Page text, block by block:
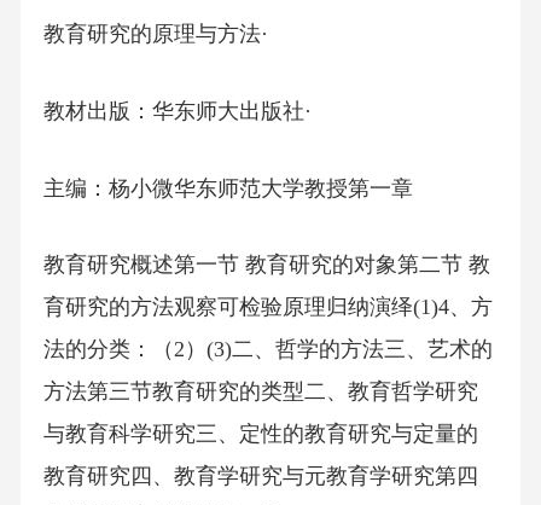
教育研究的原理与方法·
教材出版：华东师大出版社·
主编：杨小微华东师范大学教授第一章
教育研究概述第一节 教育研究的对象第二节 教
育研究的方法观察可检验原理归纳演绎(1)4、方
法的分类：（2）(3)二、哲学的方法三、艺术的
方法第三节教育研究的类型二、教育哲学研究
与教育科学研究三、定性的教育研究与定量的
教育研究四、教育学研究与元教育学研究第四